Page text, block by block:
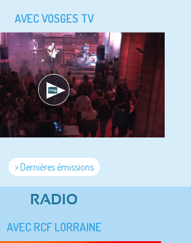
AVEC VOSGES TV
> Dernières émissions
RADIO
AVEC RCF LORRAINE